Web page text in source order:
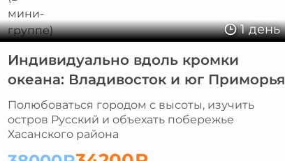
1 день
Индивидуально вдоль кромки
океана: Владивосток и юг Приморья
Полюбоваться городом с высоты, изучить
остров Русский и объехать побережье
Хасанского района